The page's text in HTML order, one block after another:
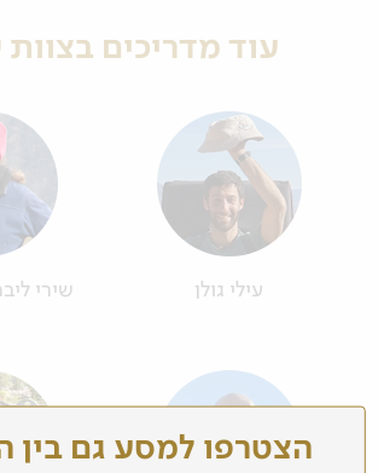
עוד מדריכים בצוות
עילי גולן שירי
הצטרפו למסע גם בין